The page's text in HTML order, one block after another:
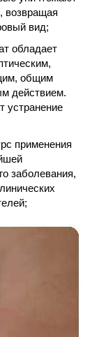
возвращая
вид;
обладает
общим
действием.
устранение
применения
заболевания,